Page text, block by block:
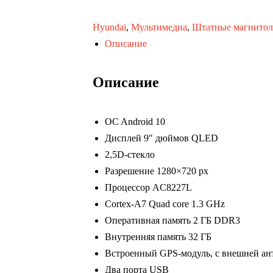
Hyundai, Мультимедиа, Штатные
Описание
Описание
OC Android 10
Дисплей 9″ дюймов QLED
2,5D-стекло
Разрешение 1280×720 px
Процессор AC8227L
Cortex-A7 Quad core 1.3 GHz
Оперативная память 2 ГБ DDR3
Внутренняя память 32 ГБ
Встроенный GPS-модуль, с внешней
Два порта USB